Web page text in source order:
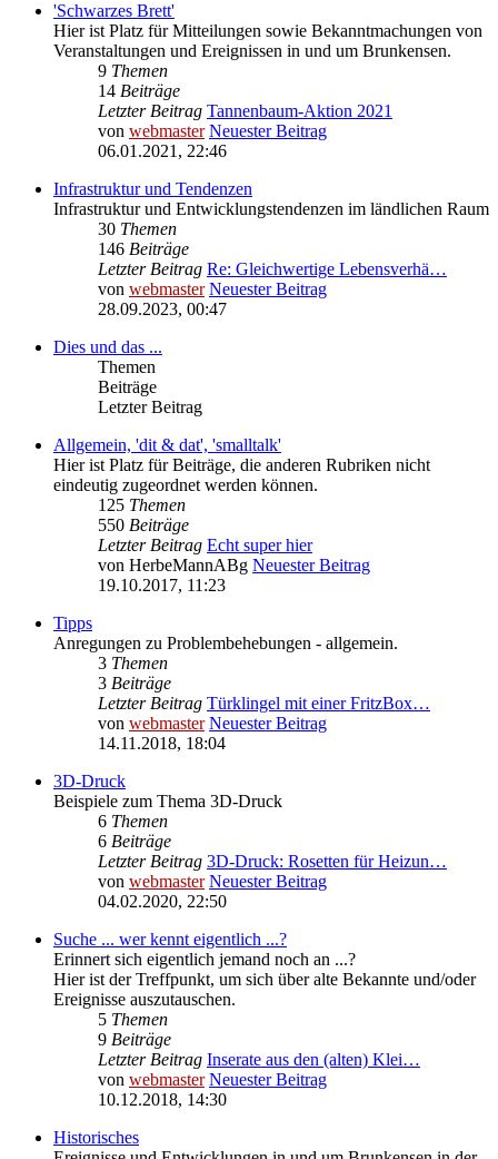
'Schwarzes Brett'
Hier ist Platz für Mitteilungen sowie Bekanntmachungen von
Veranstaltungen und Ereignissen in und um Brunkensen.
9 Themen
14 Beiträge
Letzter Beitrag Tannenbaum-Aktion 2021
von webmaster Neuester Beitrag
06.01.2021, 22:46
Infrastruktur und Tendenzen
Infrastruktur und Entwicklungstendenzen im ländlichen Raum
30 Themen
146 Beiträge
Letzter Beitrag Re: Gleichwertige Lebensverhä…
von webmaster Neuester Beitrag
28.09.2023, 00:47
Dies und das ...
Themen
Beiträge
Letzter Beitrag
Allgemein, 'dit & dat', 'smalltalk'
Hier ist Platz für Beiträge, die anderen Rubriken nicht
eindeutig zugeordnet werden können.
125 Themen
550 Beiträge
Letzter Beitrag Echt super hier
von HerbeMannABg Neuester Beitrag
19.10.2017, 11:23
Tipps
Anregungen zu Problembehebungen - allgemein.
3 Themen
3 Beiträge
Letzter Beitrag Türklingel mit einer FritzBox…
von webmaster Neuester Beitrag
14.11.2018, 18:04
3D-Druck
Beispiele zum Thema 3D-Druck
6 Themen
6 Beiträge
Letzter Beitrag 3D-Druck: Rosetten für Heizun…
von webmaster Neuester Beitrag
04.02.2020, 22:50
Suche ... wer kennt eigentlich ...?
Erinnert sich eigentlich jemand noch an ...?
Hier ist der Treffpunkt, um sich über alte Bekannte und/oder
Ereignisse auszutauschen.
5 Themen
9 Beiträge
Letzter Beitrag Inserate aus den (alten) Klei…
von webmaster Neuester Beitrag
10.12.2018, 14:30
Historisches